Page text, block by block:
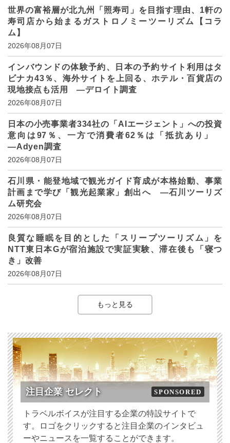
世界の富裕層が北九州「照寿司」を目指す理由、1軒の
寿司店から始まるガストロノミーツーリズム【コラ
ム】
2026年08月07日
インバウンドの体験予約、日本の予約サイト利用はタ
ビナカ43％、海外サイトを上回る、ホテル・百貨店の
現地接点も活用 ―デロイト調査
2026年08月07日
日本の小売事業者334社の「AIエージェント」への投資
意向は97％、一方で消費者62％は「抵抗あり」
―Adyen調査
2026年08月07日
石川県・能登地域で観光ガイド育成が本格始動、事業
計画まで学び「観光起業家」創出へ ―石川ツーリズ
ム研究会
2026年08月07日
良質な睡眠を目的とした「スリープツーリズム」を
NTT東日本Gが宿泊施設で実証実験、滞在後も「寝つ
き」改善
2026年08月07日
もっと見る
注目企業 セレクト SPONSORED
トラベルボイスが注目する企業の特設サイトで
す。ロゴをクリックすると注目企業のインタビュ
ーやニュースを一覧することができます。